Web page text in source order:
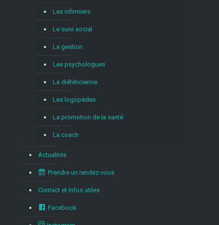
Les infirmiers
Le suivi social
La gestion
Les psychologues
La diététicienne
Les logopèdes
La promotion de la santé
La coach
Actualités
Prendre un rendez-vous
Contact et infos utiles
Facebook